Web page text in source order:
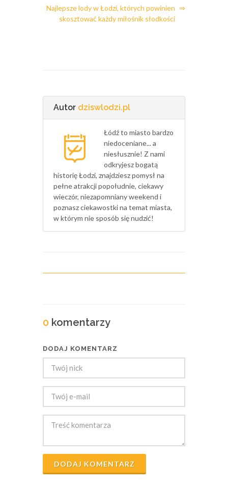
Najlepsze lody w Łodzi, których powinien
skosztować każdy miłośnik słodkości
⇒
Autor dziswlodzi.pl
Łódź to miasto bardzo
niedoceniane... a
niesłusznie! Z nami
odkryjesz bogatą
historię Łodzi, znajdziesz pomysł na
pełne atrakcji popołudnie, ciekawy
wieczór, niezapomniany weekend i
poznasz ciekawostki na temat miasta,
w którym nie sposób się nudzić!
0 komentarzy
DODAJ KOMENTARZ
DODAJ KOMENTARZ